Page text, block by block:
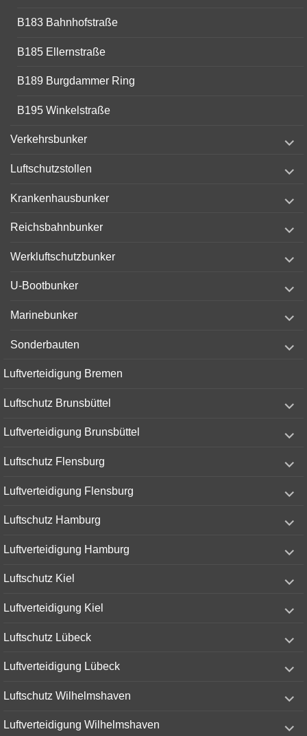
B183 Bahnhofstraße
B185 Ellernstraße
B189 Burgdammer Ring
B195 Winkelstraße
Verkehrsbunker
child
Luftschutzstollen
child
Krankenhausbunker
child
Reichsbahnbunker
child
Werkluftschutzbunker
child
U-Bootbunker
child
Marinebunker
child
Sonderbauten
child
Luftverteidigung Bremen
Luftschutz Brunsbüttel
child
Luftverteidigung Brunsbüttel
child
Luftschutz Flensburg
child
Luftverteidigung Flensburg
child
Luftschutz Hamburg
child
Luftverteidigung Hamburg
child
Luftschutz Kiel
child
Luftverteidigung Kiel
child
Luftschutz Lübeck
child
Luftverteidigung Lübeck
child
Luftschutz Wilhelmshaven
child
Luftverteidigung Wilhelmshaven
child